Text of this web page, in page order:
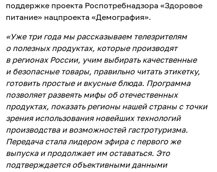
поддержке проекта Роспотребнадзора «Здоровое
питание» нацпроекта «Демография».
«Уже три года мы рассказываем телезрителям
о полезных продуктах, которые производят
в регионах России, учим выбирать качественные
и безопасные товары, правильно читать этикетку,
готовить простые и вкусные блюда. Программа
позволяет развеять мифы об отечественных
продуктах, показать регионы нашей страны с точки
зрения использования новейших технологий
производства и возможностей гастротуризма.
Передача стала лидером эфира с первого же
выпуска и продолжает им оставаться. Это
подтверждается объективными данными